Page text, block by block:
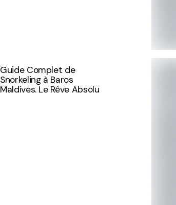
Guide Complet de
Snorkeling à Baros
Maldives. Le Rêve Absolu